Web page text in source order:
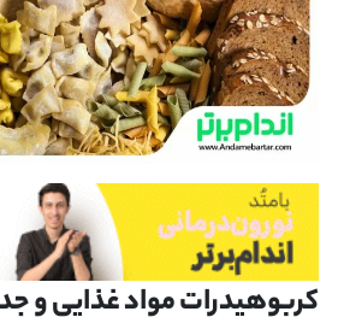
کربوهیدرات مواد غذایی و